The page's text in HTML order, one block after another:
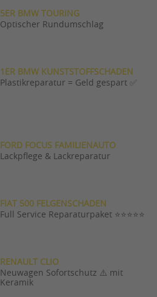
5ER BMW TOURING
Optischer Rundumschlag
1ER BMW KUNSTSTOFFSCHADEN
Plastikreparatur = Geld gespart ✅
FORD FOCUS FAMILIENAUTO
Lackpflege & Lackreparatur
FIAT 500 FELGENSCHADEN
Full Service Reparaturpaket ⭐️⭐️⭐️⭐️⭐️
RENAULT CLIO
Neuwagen Sofortschutz ⚠️ mit
Keramik